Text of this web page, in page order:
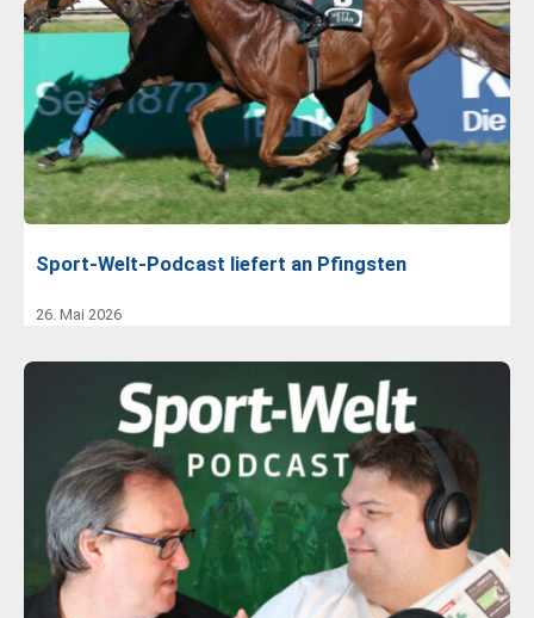
Sport-Welt-Podcast liefert an Pfingsten
26. Mai 2026